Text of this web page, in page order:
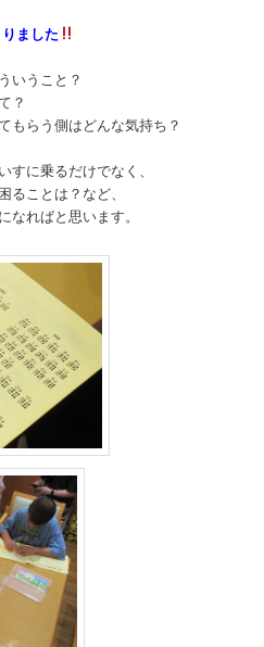
ました
いうこと？
？
もらう側はどんな気持ち？
に乗るだけでなく、
ることは？など、
ればと思います。